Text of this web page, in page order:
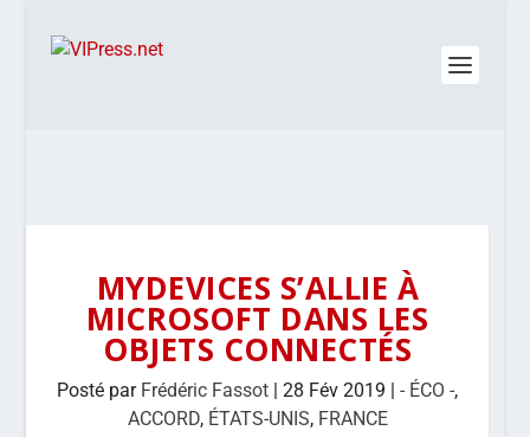
MYDEVICES S’ALLIE À
MICROSOFT DANS LES
OBJETS CONNECTÉS
Posté par Frédéric Fassot |28 Fév 2019 |- ÉCO -,
ACCORD, ÉTATS-UNIS, FRANCE